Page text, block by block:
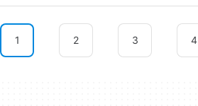
1 2 3 4